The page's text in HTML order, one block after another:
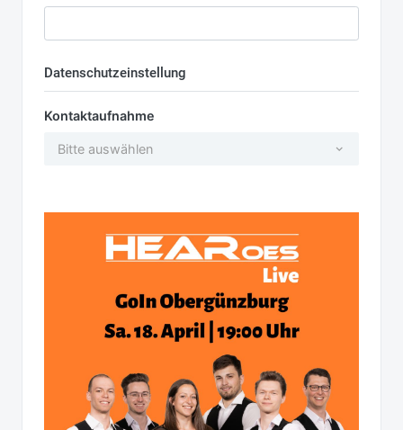
Datenschutzeinstellung
Kontaktaufnahme
Bitte auswählen